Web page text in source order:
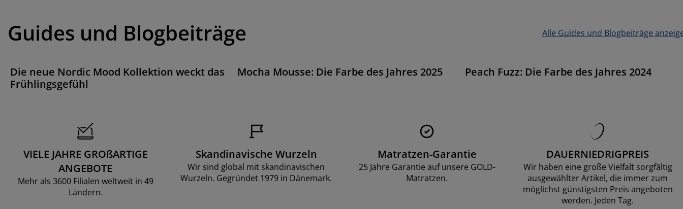
Guides und Blogbeiträge Alle Guides und Blogbeiträge
Die neue Nordic Mood Kollektion weckt das
Frühlingsgefühl
Mocha Mousse: Die Farbe des Jahres 2025 Peach Fuzz: Die Farbe des Jahres 2024
VIELE JAHRE GROßARTIGE
ANGEBOTE
Mehr als 3600 Filialen weltweit in 49
Ländern.
Skandinavische Wurzeln
Wir sind global mit skandinavischen
Wurzeln. Gegründet 1979 in Dänemark.
Matratzen-Garantie
25 Jahre Garantie auf unsere GOLD-
Matratzen.
DAUERNIEDRIGPREIS
Wir haben eine große Vielfalt sorgfältig
ausgewählter Artikel, die immer zum
möglichst günstigsten Preis angeboten
werden. Jeden Tag.